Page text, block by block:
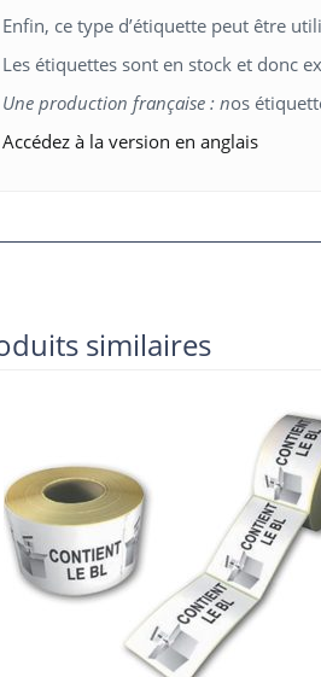
Enfin, ce type d’étiquette peut être
Les étiquettes sont en stock et donc
Une production française : nos
Accédez à la version en anglais
similaires